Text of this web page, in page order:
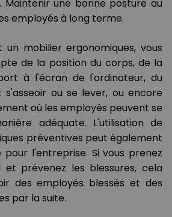
une bonne posture au
employés à long terme.
mobilier ergonomiques, vous
de la position du corps, de la
à l'écran de l'ordinateur, du
ou se lever, ou encore
où les employés peuvent se
adéquate. L'utilisation de
préventives peut également
l'entreprise. Si vous prenez
et prévenez les blessures, cela
des employés blessés et des
par la suite.